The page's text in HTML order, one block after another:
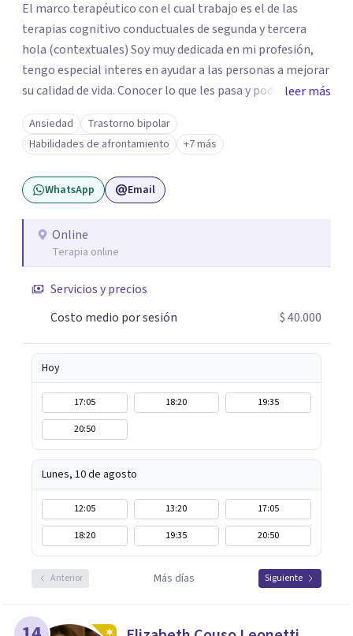
El marco terapéutico con el cual trabajo es el de las
terapias cognitivo conductuales de segunda y tercera
hola (contextuales) Soy muy dedicada en mi profesión,
tengo especial interes en ayudar a las personas a mejorar
su calidad de vida. Conocer lo que les pasa y poder trabajar
en ello brindando las herramientas necesarias. Hay
momentos en la vida por los cuales atravezamos por
estados de ansiedad, depresión o estrés, es alli donde no
encontramos o nos parece no tener recursos para
afrontarlos, pareciera que no hay salida. Dentro de esta
es la que ha presentado mayores evidencias epíricas en la
solución de estos cuadros con resultados muy buenos y
acompañarte. Si estás buscando un espacio de
acompañamiento profesional en español, escríbeme y
leer más
Ansiedad
Trastorno bipolar
Habilidades de afrontamiento
+7 más
WhatsApp Email
Online
Terapia online
Servicios y precios
Costo medio por sesión
$ 40.000
Hoy
17:05 18:20
19:35
20:50
Lunes, 10 de agosto
12:05 13:20
17:05
18:20
19:35 20:50
Anterior Más días Siguiente